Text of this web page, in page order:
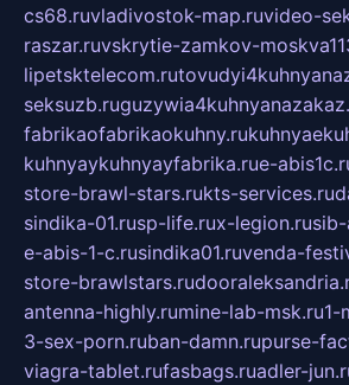
cs68.ruvladivostok-map.ruvideo-
raszar.ruvskrytie-zamkov-
lipetsktelecom.ru
seksuzb.ru
fabrikaofabrikaokuhny.ru
kuhnyaykuhnyayfabrika.rue-
store-brawl-stars.rukts-services.ru
sindika-01.rusp-life.rux-legion.ru
e-abis-1-c.rusindika01.ruvenda-
store-brawlstars.ru
antenna-highly.rumine-lab-msk.ru1-
3-sex-porn.ruban-damn.rupurse-
viagra-tablet.rufasbags.ruadler-